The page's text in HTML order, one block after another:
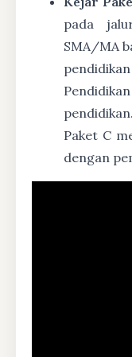
pada
SMA/MA
Paket C
dengan